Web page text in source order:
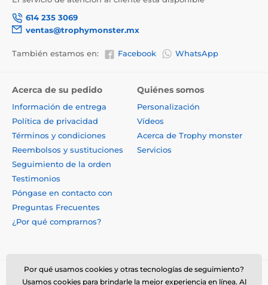
614 235 3069
ventas@trophymonster.mx
También estamos en: Facebook WhatsApp
Acerca de su pedido
Información de entrega
Política de privacidad
Términos y condiciones
Reembolsos y sustituciones
Seguimiento de la orden
Testimonios
Póngase en contacto con
Preguntas Frecuentes
¿Por qué comprarnos?
Quiénes somos
Personalización
Vídeos
Acerca de Trophy monster
Servicios
Por qué usamos cookies y otras tecnologías de seguimiento?
Usamos cookies para brindarle la mejor experiencia en línea. Al